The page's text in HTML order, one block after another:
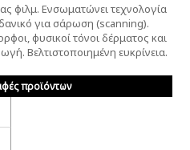
φιλμ. Ενσωματώνει τεχνολογία
για σάρωση (scanning).
φυσικοί τόνοι δέρματος και
Βελτιστοποιημένη ευκρίνεια.
προϊόντων